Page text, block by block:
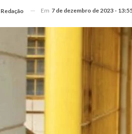
Redação Em 7 de dezembro de 2023 -